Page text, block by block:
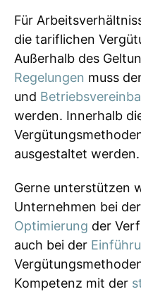
Für
die tariflichen
Außerhalb des
Regelungen muss
und
werden. Innerhalb
ausgestaltet werden.
Gerne unterstützen
Unternehmen bei der
Optimierung der
auch bei der
Kompetenz mit der